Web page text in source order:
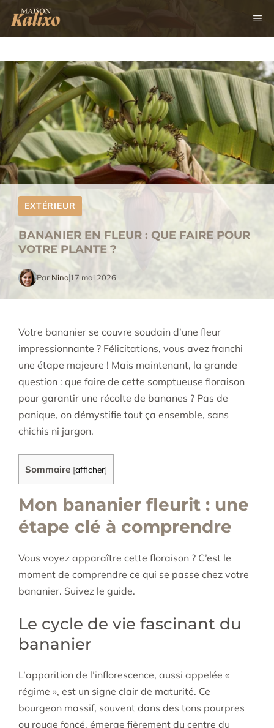
au
contenu
EXTÉRIEUR
BANANIER EN FLEUR : QUE FAIRE POUR
VOTRE PLANTE ?
Par Nina 17 mai 2026
Votre bananier se couvre soudain d’une fleur
impressionnante ? Félicitations, vous avez franchi
une étape majeure ! Mais maintenant, la grande
question : que faire de cette somptueuse floraison
pour garantir une récolte de bananes ? Pas de
panique, on démystifie tout ça ensemble, sans
chichis ni jargon.
Sommaire [afficher]
Mon bananier fleurit : une
étape clé à comprendre
Vous voyez apparaître cette floraison ? C’est le
moment de comprendre ce qui se passe chez votre
bananier. Suivez le guide.
Le cycle de vie fascinant du
bananier
L’apparition de l’inflorescence, aussi appelée «
régime », est un signe clair de maturité. Ce
bourgeon massif, souvent dans des tons pourpres
ou rouge foncé, émerge fièrement du centre du